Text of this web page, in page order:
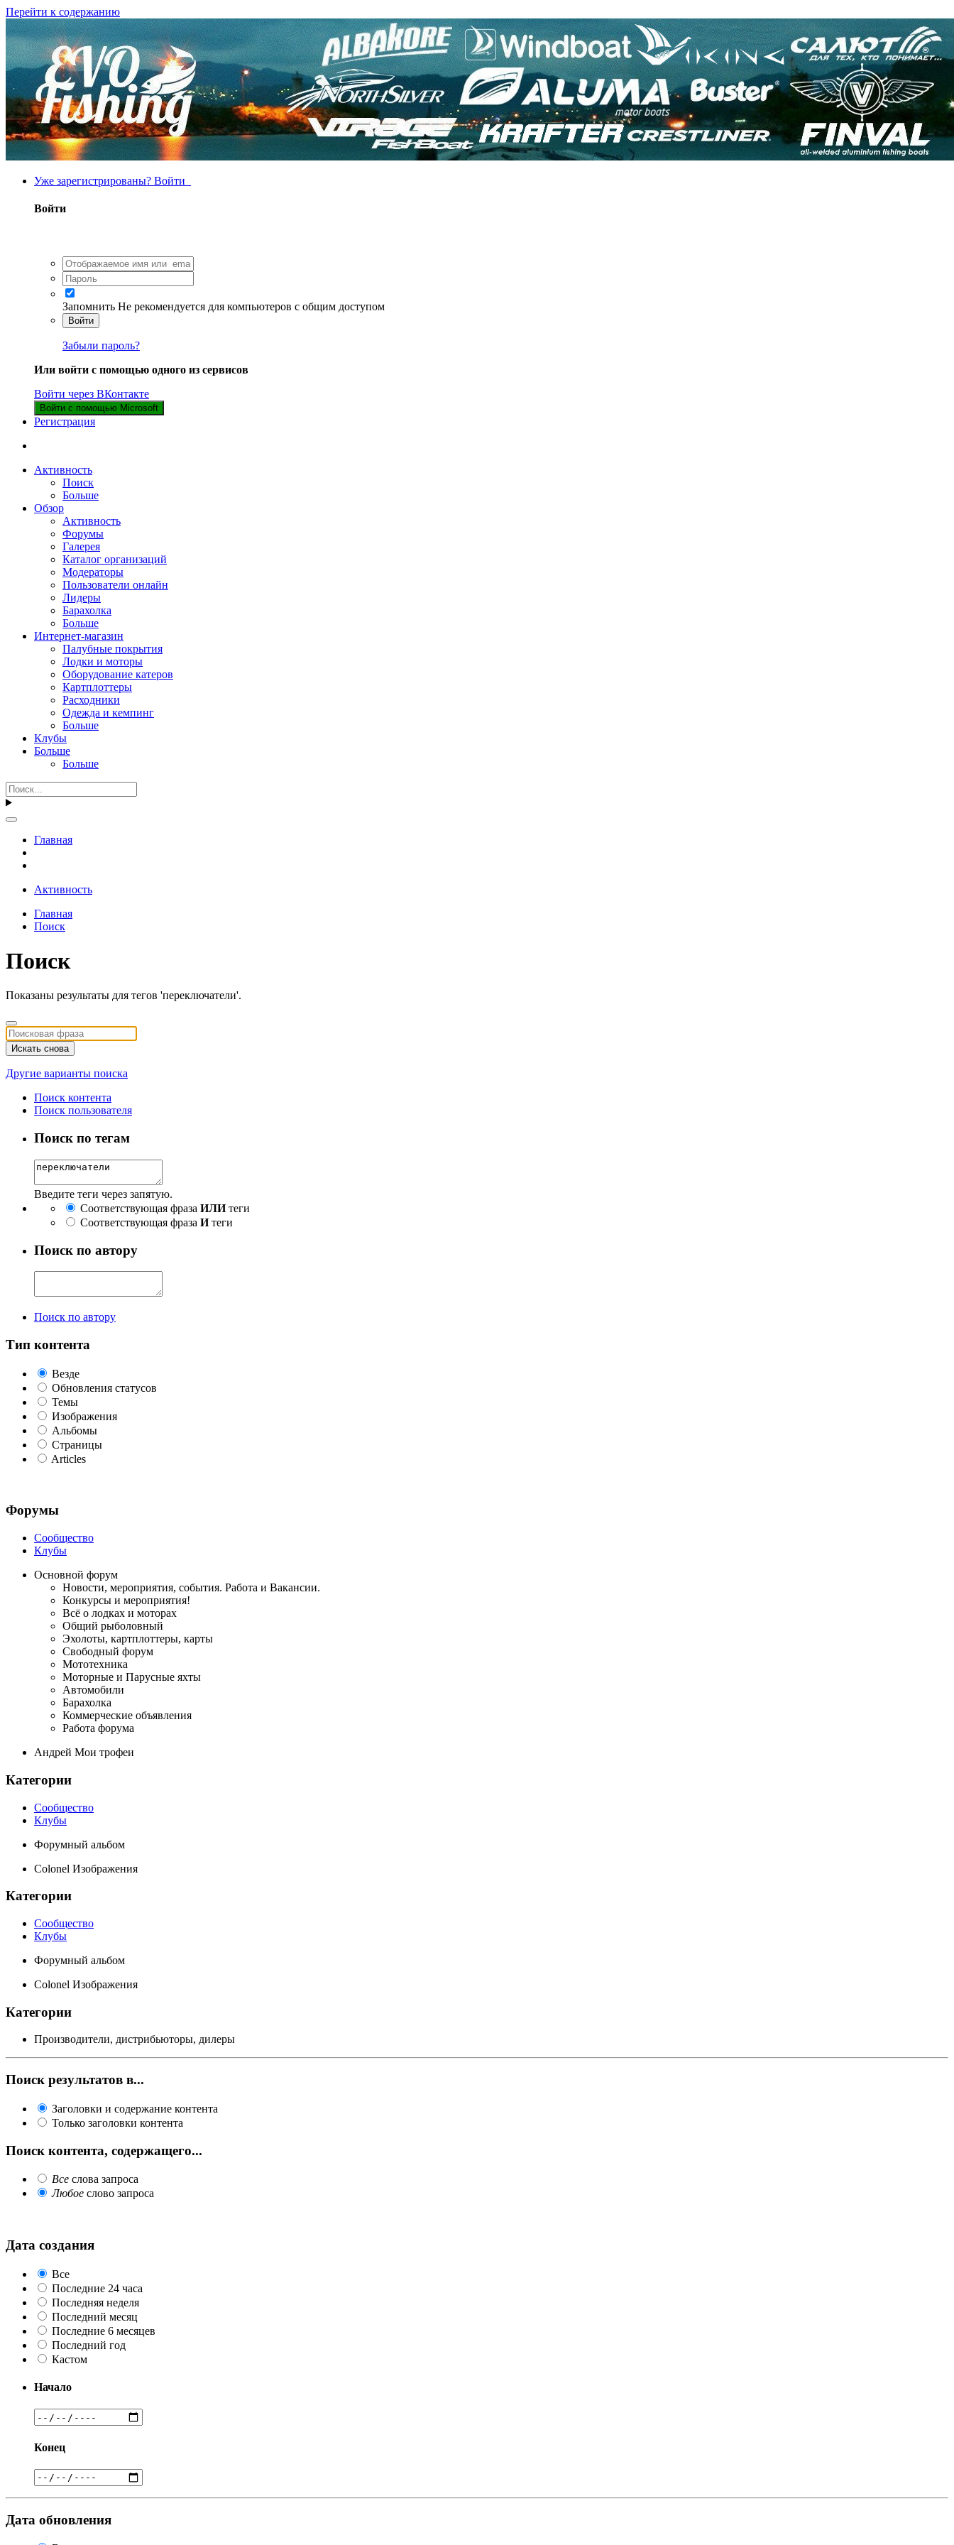
Перейти к содержанию
Уже зарегистрированы? Войти
Войти
Запомнить Не рекомендуется для компьютеров с общим доступом
Войти
Забыли пароль?
Или войти с помощью одного из сервисов
Войти через ВКонтакте
Войти с помощью Microsoft
Регистрация
Активность
Поиск
Больше
Обзор
Активность
Форумы
Галерея
Каталог организаций
Модераторы
Пользователи онлайн
Лидеры
Барахолка
Больше
Интернет-магазин
Палубные покрытия
Лодки и моторы
Оборудование катеров
Картплоттеры
Расходники
Одежда и кемпинг
Больше
Клубы
Больше
Больше
Главная
Активность
Главная
Поиск
Поиск
Показаны результаты для тегов 'переключатели'.
Искать снова
Другие варианты поиска
Поиск контента
Поиск пользователя
Поиск по тегам
Введите теги через запятую.
Соответствующая фраза ИЛИтеги
Соответствующая фраза Итеги
Поиск по автору
Поиск по автору
Тип контента
Везде
Обновления статусов
Темы
Изображения
Альбомы
Страницы
Articles
Форумы
Сообщество
Клубы
Основной форум
Новости, мероприятия, события. Работа и Вакансии.
Конкурсы и мероприятия!
Всё о лодках и моторах
Общий рыболовный
Эхолоты, картплоттеры, карты
Свободный форум
Мототехника
Моторные и Парусные яхты
Автомобили
Барахолка
Коммерческие объявления
Работа форума
Андрей Мои трофеи
Категории
Сообщество
Клубы
Форумный альбом
Colonel Изображения
Категории
Сообщество
Клубы
Форумный альбом
Colonel Изображения
Категории
Производители, дистрибьюторы, дилеры
Поиск результатов в...
Заголовки и содержание контента
Только заголовки контента
Поиск контента, содержащего...
Все слова запроса
Любое слово запроса
Дата создания
Все
Последние 24 часа
Последняя неделя
Последний месяц
Последние 6 месяцев
Последний год
Кастом
Начало
Конец
Дата обновления